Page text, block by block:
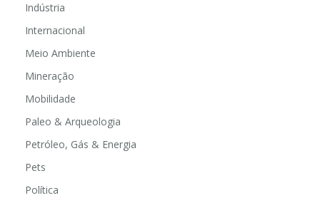
Indústria
Internacional
Meio Ambiente
Mineração
Mobilidade
Paleo & Arqueologia
Petróleo, Gás & Energia
Pets
Política